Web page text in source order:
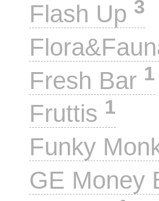
Flash Up 3
Fresh Bar 1
Fruttis 1
Funky
GE Money